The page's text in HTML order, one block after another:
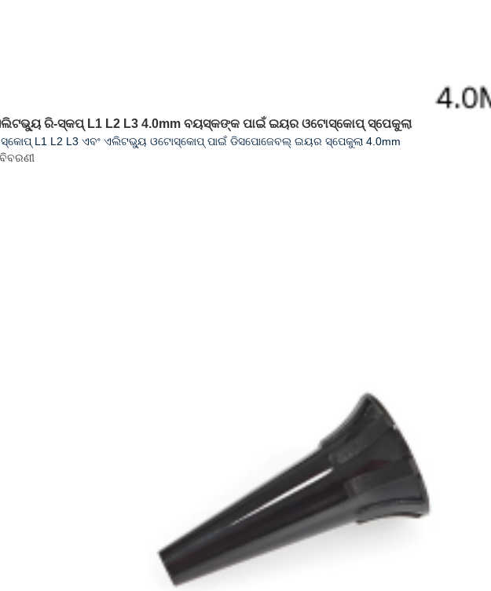
ରି-ସ୍କପ୍ L1 L2 L3 4.0mm ବୟସ୍କଙ୍କ ପାଇଁ ଇୟର ଓଟୋସ୍କୋପ୍ ସ୍ପେକୁଲା
L1 L2 L3 ଏବଂ ଏଲିଟଭ୍ୟୁ ଓଟୋସ୍କୋପ୍ ପାଇଁ ଡିସପୋଜେବଲ୍ ଇୟର ସ୍ପେକୁଲା 4.0mm
ବିବରଣୀ